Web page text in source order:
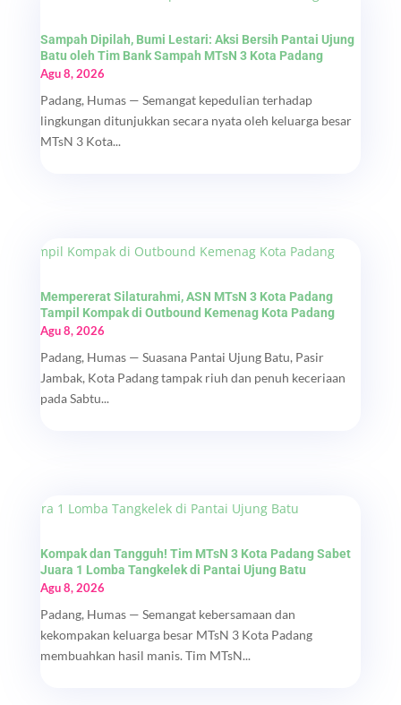
Sampah Dipilah, Bumi Lestari: Aksi Bersih Pantai Ujung
Batu oleh Tim Bank Sampah MTsN 3 Kota Padang
Agu 8, 2026
Padang, Humas — Semangat kepedulian terhadap
lingkungan ditunjukkan secara nyata oleh keluarga besar
MTsN 3 Kota...
Mempererat Silaturahmi, ASN MTsN 3 Kota Padang
Tampil Kompak di Outbound Kemenag Kota Padang
Agu 8, 2026
Padang, Humas — Suasana Pantai Ujung Batu, Pasir
Jambak, Kota Padang tampak riuh dan penuh keceriaan
pada Sabtu...
Kompak dan Tangguh! Tim MTsN 3 Kota Padang Sabet
Juara 1 Lomba Tangkelek di Pantai Ujung Batu
Agu 8, 2026
Padang, Humas — Semangat kebersamaan dan
kekompakan keluarga besar MTsN 3 Kota Padang
membuahkan hasil manis. Tim MTsN...